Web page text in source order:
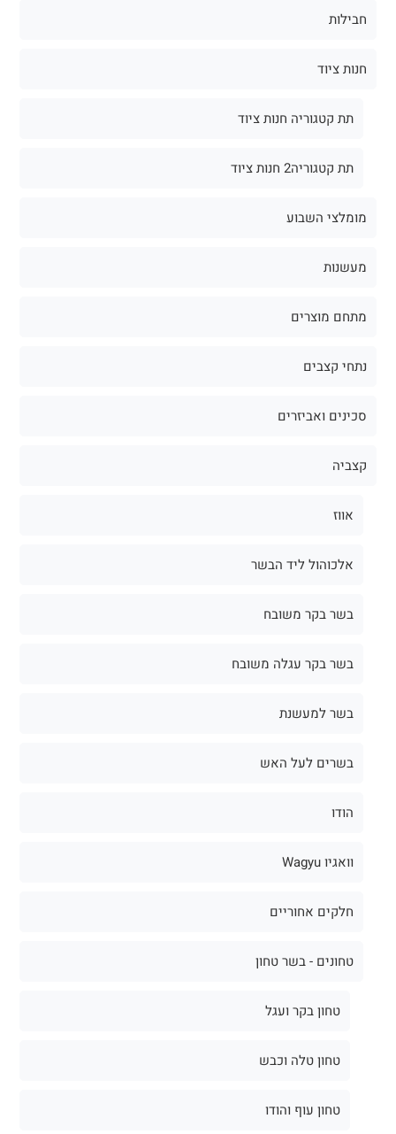
חבילות
חנות ציוד
תת קטגוריה חנות ציוד
תת קטגוריה2 חנות ציוד
מומלצי השבוע
מעשנות
מתחם מוצרים
נתחי קצבים
סכינים ואביזרים
קצביה
אווז
אלכוהול ליד הבשר
בשר בקר משובח
בשר בקר עגלה משובח
בשר למעשנת
בשרים לעל האש
הודו
וואגיו Wagyu
חלקים אחוריים
טחונים - בשר טחון
טחון בקר ועגל
טחון טלה וכבש
טחון עוף והודו